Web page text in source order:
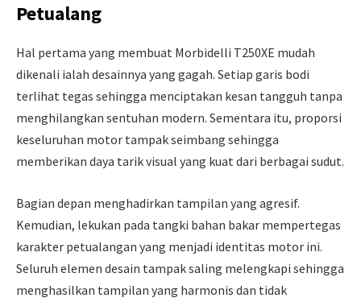
Petualang
Hal pertama yang membuat Morbidelli T250XE mudah
dikenali ialah desainnya yang gagah. Setiap garis bodi
terlihat tegas sehingga menciptakan kesan tangguh tanpa
menghilangkan sentuhan modern. Sementara itu, proporsi
keseluruhan motor tampak seimbang sehingga
memberikan daya tarik visual yang kuat dari berbagai sudut.
Bagian depan menghadirkan tampilan yang agresif.
Kemudian, lekukan pada tangki bahan bakar mempertegas
karakter petualangan yang menjadi identitas motor ini.
Seluruh elemen desain tampak saling melengkapi sehingga
menghasilkan tampilan yang harmonis dan tidak